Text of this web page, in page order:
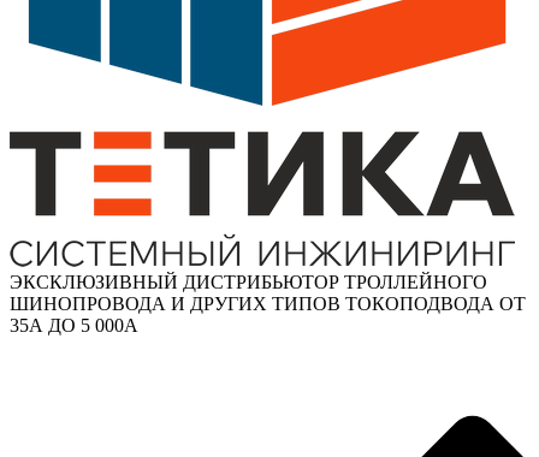
ЭКСКЛЮЗИВНЫЙ ДИСТРИБЬЮТОР ТРОЛЛЕЙНОГО
ШИНОПРОВОДА И ДРУГИХ ТИПОВ ТОКОПОДВОДА ОТ
35А ДО 5 000А